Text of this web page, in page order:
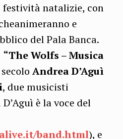
festività natalizie, con
e
del Pala Banca.
“The Wolfs – Musica
Andrea D’Aguì
, due musicisti
è la voce del
band.html), e